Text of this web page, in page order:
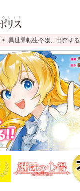
> 異世界転生令嬢、出奔する